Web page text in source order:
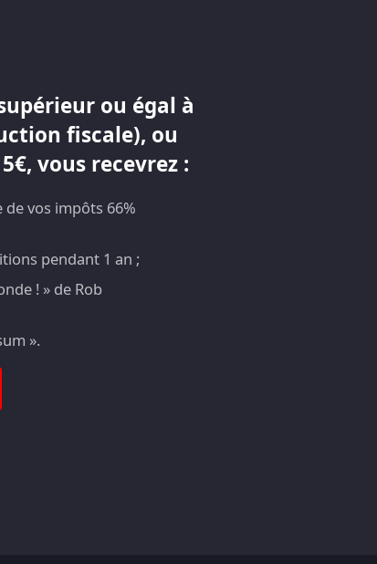
ou égal à
fiscale), ou
vous recevrez :
vos impôts 66%
pendant 1 an ;
! » de Rob
».